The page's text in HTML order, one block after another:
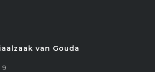
van Gouda
9